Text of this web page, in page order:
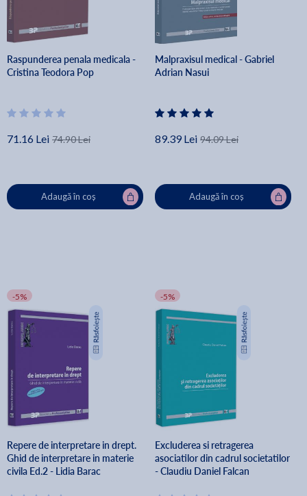
Raspunderea penala medicala -
Cristina Teodora Pop
71.16 Lei 74.90 Lei
Adaugă în coș
Malpraxisul medical - Gabriel
Adrian Nasui
89.39 Lei 94.09 Lei
Adaugă în coș
-5%
Repere de interpretare in drept.
Ghid de interpretare in materie
civila Ed.2 - Lidia Barac
-5%
Excluderea si retragerea
asociatilor din cadrul societatilor
- Claudiu Daniel Falcan